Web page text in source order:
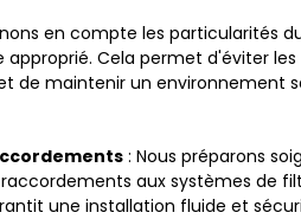
en compte les particularités
approprié. Cela permet d'éviter
de maintenir un environnement
: Nous préparons
aux systèmes de
une installation fluide et